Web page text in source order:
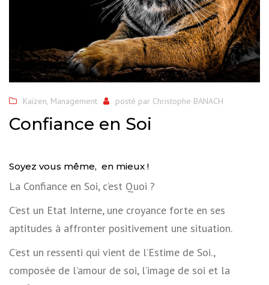
Kaïzen, Management posté par Christophe BANACH
Confiance en Soi
Soyez vous même, en mieux !
La Confiance en Soi, c’est Quoi ?
C’est un Etat Interne, une croyance forte en ses
aptitudes à affronter positivement une situation.
C’est un ressenti qui vient de l’Estime de Soi.,
composée de l’amour de soi, l’image de soi et la